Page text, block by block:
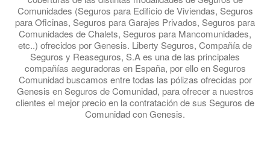
Comunidades (Seguros para Edificio de Viviendas, Seguros
para Oficinas, Seguros para Garajes Privados, Seguros para
Comunidades de Chalets, Seguros para Mancomunidades,
etc..) ofrecidos por Genesis. Liberty Seguros, Compañía de
Seguros y Reaseguros, S.A es una de las principales
compañías aeguradoras en España, por ello en Seguros
Comunidad buscamos entre todas las pólizas ofrecidas por
Genesis en Seguros de Comunidad, para ofrecer a nuestros
clientes el mejor precio en la contratación de sus Seguros de
Comunidad con Genesis.